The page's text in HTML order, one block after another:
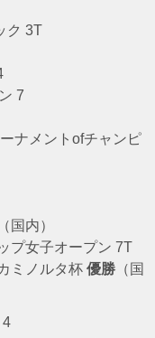
ク 3T
7
ナメントofチャンピ
（国内）
プ女子オープン 7T
ミノルタ杯 優勝 （国
4